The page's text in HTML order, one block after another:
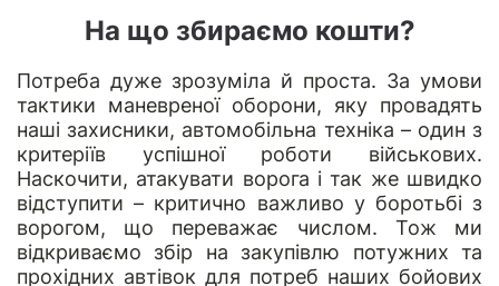
На що збираємо кошти?
Потреба дуже зрозуміла й проста. За умови
тактики маневреної оборони, яку провадять
наші захисники, автомобільна техніка – один з
критеріїв успішної роботи військових.
Наскочити, атакувати ворога і так же швидко
відступити – критично важливо у боротьбі з
ворогом, що переважає числом. Тож ми
відкриваємо збір на закупівлю потужних та
прохідних автівок для потреб наших бойових